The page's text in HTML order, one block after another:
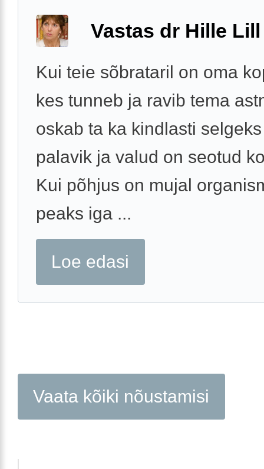
Vastas dr Hille Lill
Kui teie sõbrataril on oma
kes tunneb ja ravib tema
oskab ta ka kindlasti
palavik ja valud on seotud
Kui põhjus on mujal
peaks iga ...
Loe edasi
Vaata kõiki nõustamisi